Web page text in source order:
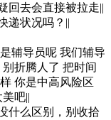
回去会直接被拉走||
状况吗？||
辅导员呢 我们辅导
折腾人了 把时间
你是中高风险区
吧||
什么区别，别收拾